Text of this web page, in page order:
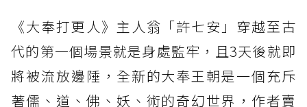
《大奉打更人》主人翁「許七安」穿越至古
代的第一個場景就是身處監牢，且3天後就即
將被流放邊陲，全新的大奉王朝是一個充斥
著儒、道、佛、妖、術的奇幻世界，作者賣